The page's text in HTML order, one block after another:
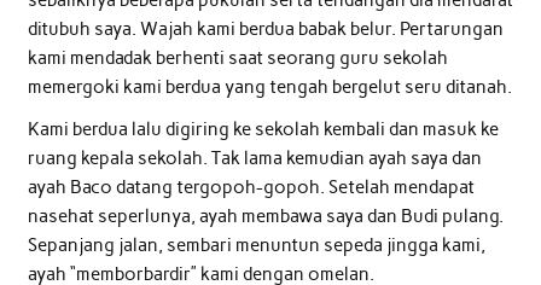
ditubuh saya. Wajah kami berdua babak belur. Pertarungan
kami mendadak berhenti saat seorang guru sekolah
memergoki kami berdua yang tengah bergelut seru ditanah.
Kami berdua lalu digiring ke sekolah kembali dan masuk ke
ruang kepala sekolah. Tak lama kemudian ayah saya dan
ayah Baco datang tergopoh-gopoh. Setelah mendapat
nasehat seperlunya, ayah membawa saya dan Budi pulang.
Sepanjang jalan, sembari menuntun sepeda jingga kami,
ayah “memborbardir” kami dengan omelan.